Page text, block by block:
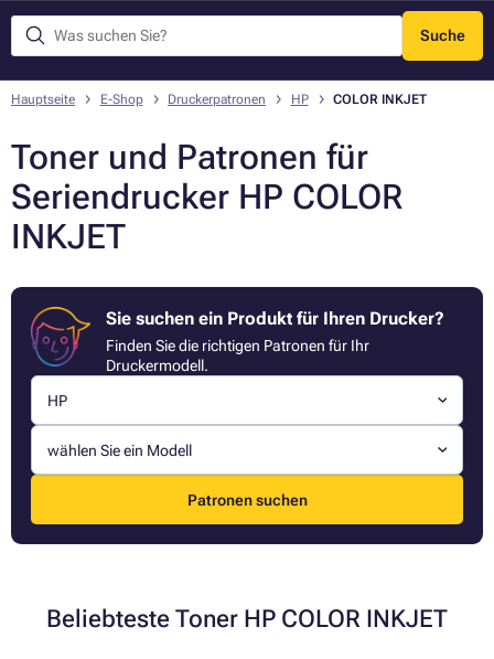
Suche
Menü
Hauptseite E-Shop Druckerpatronen HP COLOR INKJET
Toner und Patronen für
Seriendrucker HP COLOR
INKJET
Sie suchen ein Produkt für Ihren Drucker?
Finden Sie die richtigen Patronen für Ihr
Druckermodell.
HP
wählen Sie ein Modell
Patronen suchen
Beliebteste Toner HP COLOR INKJET